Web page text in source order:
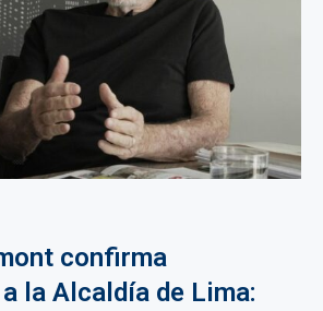
confirma
la Alcaldía de Lima: